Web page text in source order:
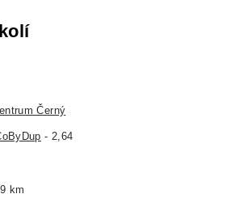
Černý
- 2,64
km